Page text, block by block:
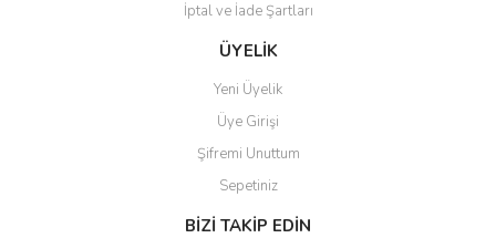
İptal ve İade Şartları
ÜYELİK
Yeni Üyelik
Üye Girişi
Şifremi Unuttum
Sepetiniz
BİZİ TAKİP EDİN